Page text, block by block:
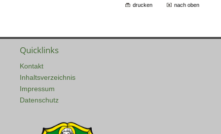
drucken nach oben
Quicklinks
Kontakt
Inhaltsverzeichnis
Impressum
Datenschutz